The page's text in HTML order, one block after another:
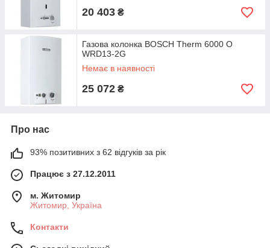
20 403 ₴
Газова колонка BOSCH Therm 6000 O
WRD13-2G
Немає в наявності
25 072 ₴
Про нас
93% позитивних з 62 відгуків за рік
Працює з 27.12.2011
м. Житомир
Житомир, Україна
Контакти